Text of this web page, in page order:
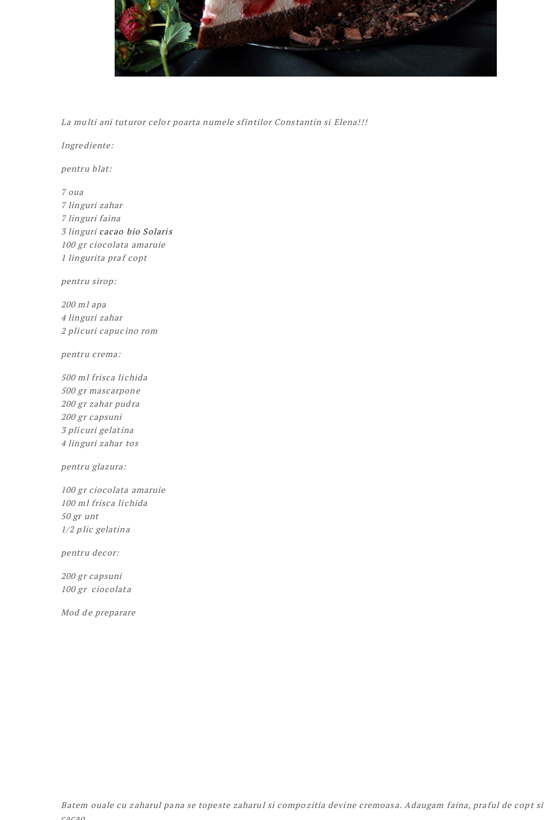
La multi ani tuturor celor poarta numele sfintilor Constantin si Elena!!!
Ingrediente:
pentru blat:
7 oua
7 linguri zahar
7 linguri faina
3 linguri cacao bio Solaris
100 gr ciocolata amaruie
1 lingurita praf copt
pentru sirop:
200 ml apa
4 linguri zahar
2 plicuri capucino rom
pentru crema:
500 ml frisca lichida
500 gr mascarpone
200 gr zahar pudra
200 gr capsuni
3 plicuri gelatina
4 linguri zahar tos
pentru glazura:
100 gr ciocolata amaruie
100 ml frisca lichida
50 gr unt
1/2 plic gelatina
pentru decor:
200 gr capsuni
100 gr ciocolata
Mod de preparare
Batem ouale cu zaharul pana se topeste zaharul si compozitia devine cremoasa. Adaugam faina, praful de copt si